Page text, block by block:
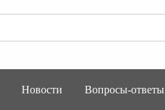
Новости Вопросы-ответы